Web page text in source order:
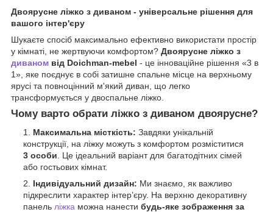
Двоярусне ліжко з диваном - універсальне рішення для
вашого інтер'єру
Шукаєте спосіб максимально ефективно використати простір
у кімнаті, не жертвуючи комфортом? Двоярусне ліжко з
диваном від Doichman-mebel - це інноваційне рішення «3 в
1», яке поєднує в собі затишне спальне місце на верхньому
ярусі та повноцінний м'який диван, що легко
трансформується у двоспальне ліжко.
Чому варто обрати ліжко з диваном двоярусне?
Максимальна місткість: Завдяки унікальній
конструкції, на ліжку можуть з комфортом розміститися
3 особи . Це ідеальний варіант для багатодітних сімей
або гостьових кімнат.
Індивідуальний дизайн: Ми знаємо, як важливо
підкреслити характер інтер’єру. На верхню декоративну
панель ліжка можна нанести будь-яке зображення за